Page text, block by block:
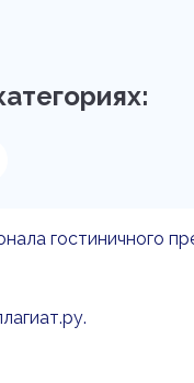
гостиничного